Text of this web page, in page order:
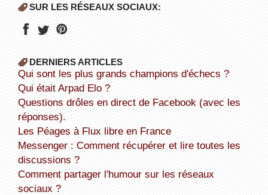
SUR LES RÉSEAUX SOCIAUX:
DERNIERS ARTICLES
Qui sont les plus grands champions d'échecs ?
Qui était Arpad Elo ?
Questions drôles en direct de Facebook (avec les
réponses).
Les Péages à Flux libre en France
Messenger : Comment récupérer et lire toutes les
discussions ?
Comment partager l'humour sur les réseaux
sociaux ?